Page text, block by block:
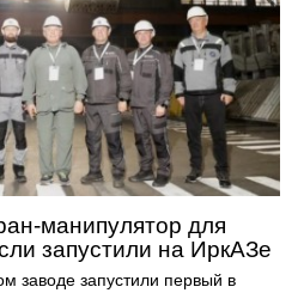
манипулятор для
запустили на ИркАЗе
заводе запустили первый в